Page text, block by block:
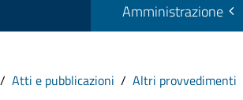
Amministrazione
Atti e pubblicazioni Altri provvedimenti